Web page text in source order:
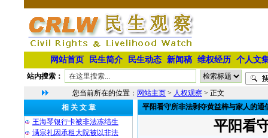
网站首页 民生简介 民生动态 新闻稿 维权经历 个人文
站内搜索：
您当前所在的位置： 网站主页 > 人权观察 > 正文
相 关 文 章
王海琴银行卡被非法冻结生
满宗礼因承租大院被以非法
平阳看守所非法剥夺黄益梓与家人的通
平阳看